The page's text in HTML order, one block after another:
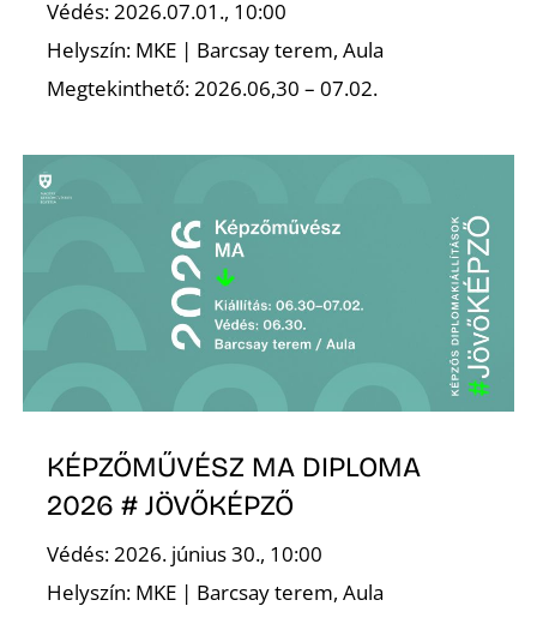
Védés: 2026.07.01., 10:00
Helyszín: MKE | Barcsay terem, Aula
Megtekinthető: 2026.06,30 – 07.02.
KÉPZŐMŰVÉSZ MA DIPLOMA
2026 # JÖVŐKÉPZŐ
Védés: 2026. június 30., 10:00
Helyszín: MKE | Barcsay terem, Aula